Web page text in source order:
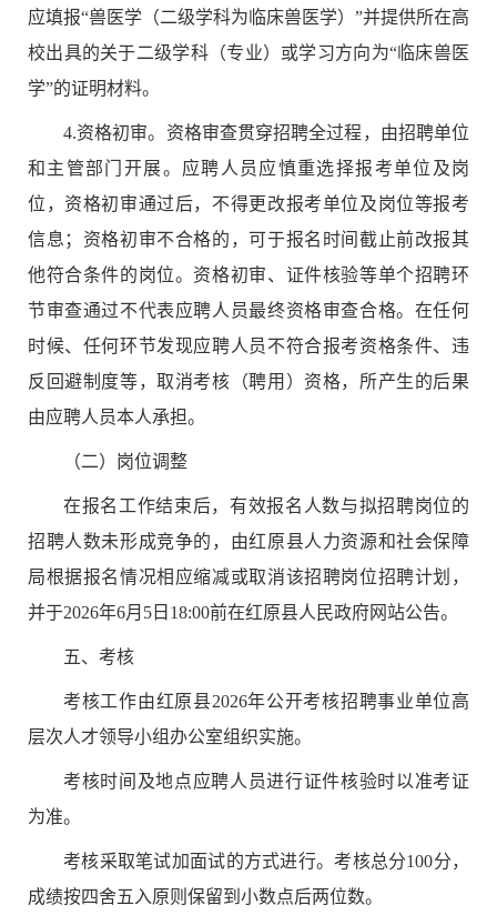
应填报“兽医学（二级学科为临床兽医学） ”并提供所在高
校出具的关于二级学科（专业）或学习方向为“临床兽医
学”的证明材料。
4.资格初审。资格审查贯穿招聘全过程，由招聘单位
和主管部门 开展。应聘人员应慎重选择报考单位及岗
位，资格初审通过后，不得更改报考单位及岗位等报考
信息；资格初审不合格的，可于报名时间截止前改报其
他符合条件的岗位。资格初审、 证件核验等单个招聘环
节审查通过不代表应聘人员最终资格审查合格。在任何
时候、任何环节发现应聘人员不符合报考资格条件、违
反回避制度等，取消考核（聘用）资格，所产生的后果
由应聘人员本人承担。
（二）岗位调整
在报名工作结束后，有效报名人数与拟招聘岗位的
招聘人数未形成竞争的，由红原县人力资源和社会保障
局根据报名情况相应缩减或取消该招聘岗位招聘计划，
并于2026年6月 5 日 18:00前在红原县人 民政府网站公告。
五、考核
考核工作由红原县2026年公开考核招聘事业单位高
层次人才领导小组办公室组织实施。
考核时间及地点应聘人员进行证件核验时以准考证
为准。
考核采取笔试加面试的方式进行。考核总分100分，
成绩按四舍五入原则保留到小数点后两位数。